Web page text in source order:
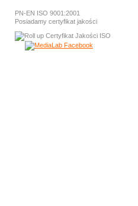
PN-EN ISO 9001:2001
Posiadamy certyfikat jakości